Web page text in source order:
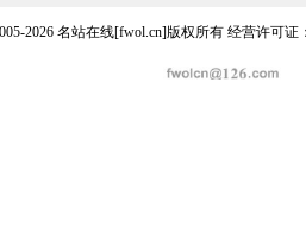
2026 名站在线[fwol.cn]版权所有 经营许可证：